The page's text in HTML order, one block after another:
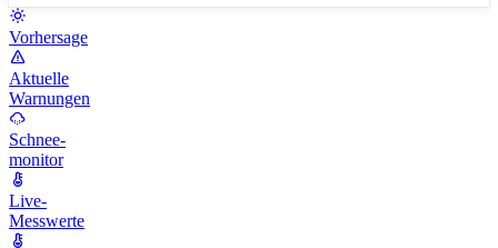
Vorhersage
Aktuelle
Warnungen
Schnee-
monitor
Live-
Messwerte